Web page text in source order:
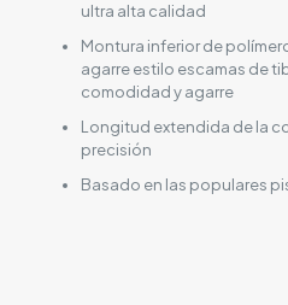
ultra alta calidad
Montura inferior de
agarre estilo escamas de
comodidad y agarre
Longitud extendida de la
precisión
Basado en las populares